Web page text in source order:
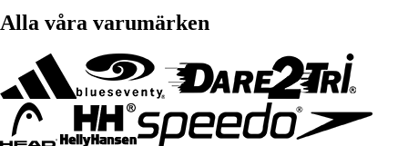
Alla våra varumärken